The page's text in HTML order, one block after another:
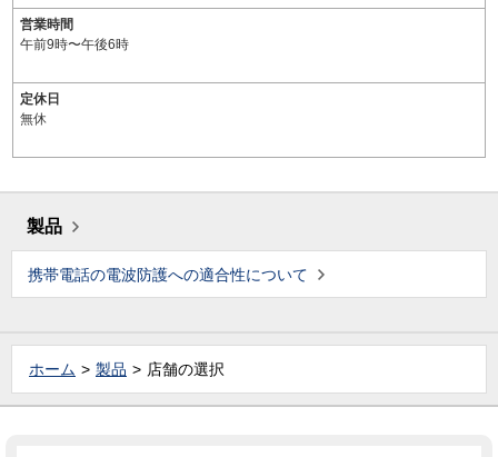
営業時間
午前9時〜午後6時
定休日
無休
製品
携帯電話の電波防護への適合性について
ホーム 製品 店舗の選択